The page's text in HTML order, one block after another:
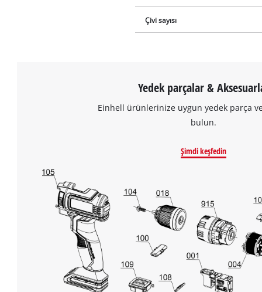
Çivi sayısı
Yedek parçalar &
Einhell ürünlerinize uygun yedek parça
bulun.
Şimdi keşfedin